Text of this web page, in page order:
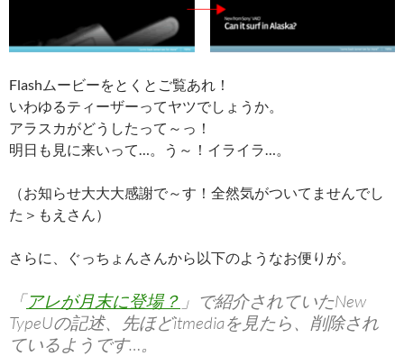
Flashムービーをとくとご覧あれ！
いわゆるティーザーってヤツでしょうか。
アラスカがどうしたって～っ！
明日も見に来いって…。う～！イライラ…。
（お知らせ大大大感謝で～す！全然気がついてませんでし
た＞もえさん）
さらに、ぐっちょんさんから以下のようなお便りが。
「アレが月末に登場？ 」で紹介されていたNew
TypeUの記述、先ほどitmediaを見たら、削除され
ているようです…。